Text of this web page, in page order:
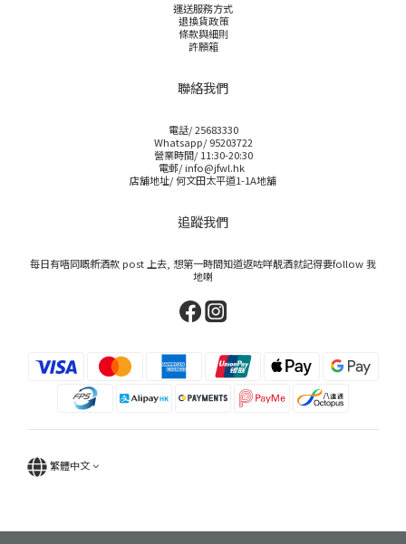
運送服務方式
退換貨政策
條款與細則
許願箱
聯絡我們
電話/ 25683330
Whatsapp/ 95203722
營業時間/ 11:30-20:30
電郵/ info@jfwl.hk
店舖地址/ 何文田太平道1-1A地舖
追蹤我們
每日有唔同嘅新酒款 post 上去, 想第一時間知道返咗咩靚酒就記得要follow 我
地喇
繁體中文